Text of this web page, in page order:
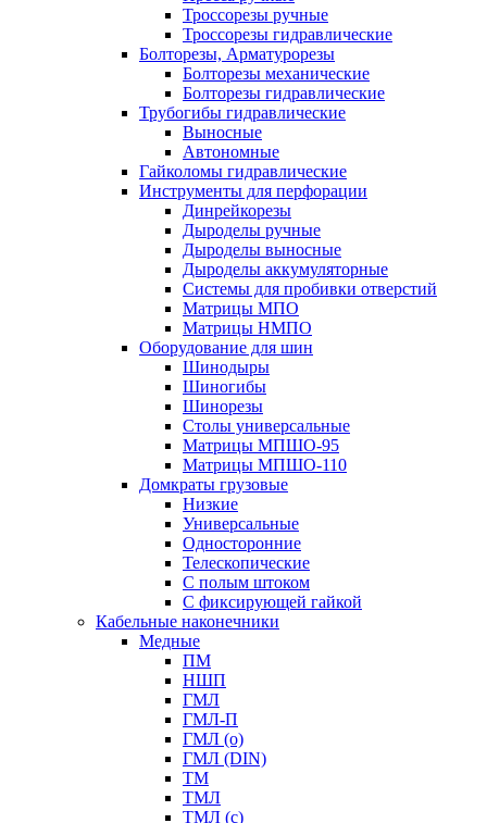
Троссорезы ручные
Троссорезы гидравлические
Болторезы, Арматурорезы
Болторезы механические
Болторезы гидравлические
Трубогибы гидравлические
Выносные
Автономные
Гайколомы гидравлические
Инструменты для перфорации
Динрейкорезы
Дыроделы ручные
Дыроделы выносные
Дыроделы аккумуляторные
Системы для пробивки отверстий
Матрицы МПО
Матрицы НМПО
Оборудование для шин
Шинодыры
Шиногибы
Шинорезы
Столы универсальные
Матрицы МПШО-95
Матрицы МПШО-110
Домкраты грузовые
Низкие
Универсальные
Односторонние
Телескопические
С полым штоком
С фиксирующей гайкой
Кабельные наконечники
Медные
ПМ
НШП
ГМЛ
ГМЛ-П
ГМЛ (о)
ГМЛ (DIN)
ТМ
ТМЛ
ТМЛ (с)